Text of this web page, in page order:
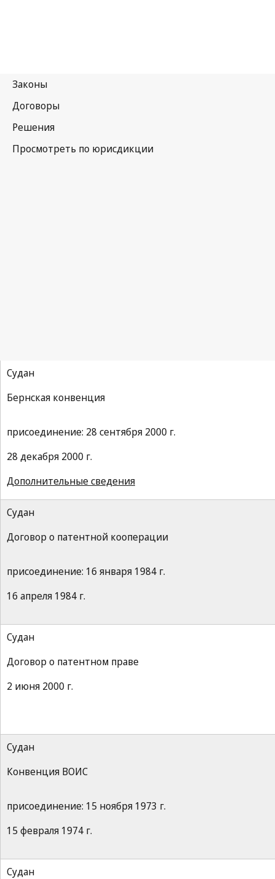
Судан
Бернская конвенция
присоединение: 28 сентября 2000 г.
28 декабря 2000 г.
Дополнительные сведения
Судан
Договор о патентной кооперации
присоединение: 16 января 1984 г.
16 апреля 1984 г.
Судан
Договор о патентном праве
2 июня 2000 г.
Судан
Конвенция ВОИС
присоединение: 15 ноября 1973 г.
15 февраля 1974 г.
Судан